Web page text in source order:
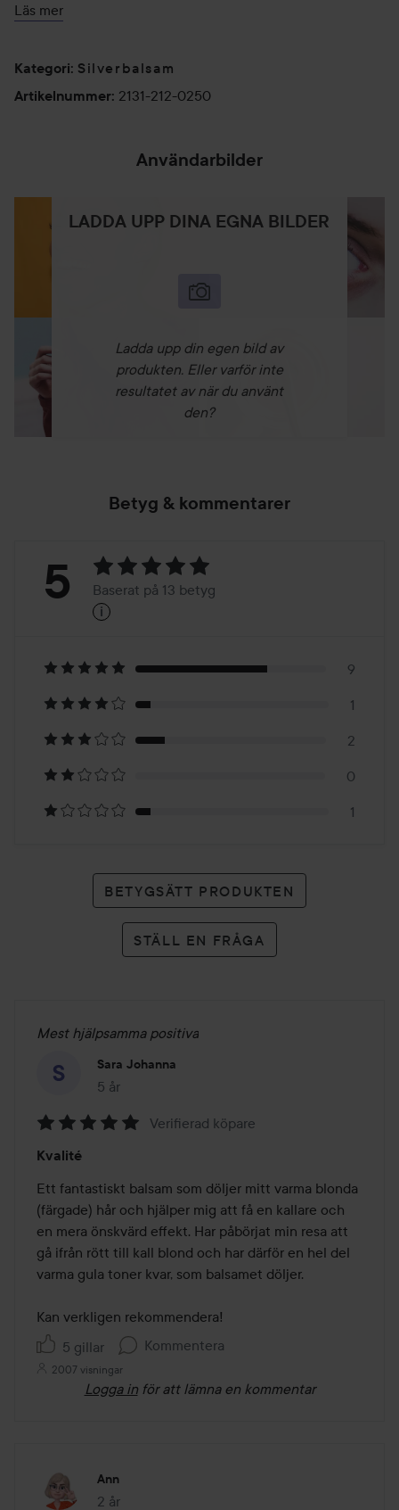
250 ml
Läs mer
Kategori: Silverbalsam
Artikelnummer: 2131-212-0250
Användarbilder
LADDA UPP DINA EGNA BILDER
Ladda upp din egen bild av
produkten. Eller varför inte
resultatet av när du använt
den?
Betyg & kommentarer
Betyg:
Baserat
på
13
betyg
5 Baserat på 13 betyg
i
9
1
2
0
1
BETYGSÄTT PRODUKTEN
STÄLL EN FRÅGA
Mest hjälpsamma positiva
Sara Johanna
5 år
Inlägget skapades 5 år
5
av
5
Verifierad köpare
Kvalité
Ett fantastiskt balsam som döljer mitt varma blonda
(färgade) hår och hjälper mig att få en kallare och
en mera önskvärd effekt. Har påbörjat min resa att
gå ifrån rött till kall blond och har därför en hel del
varma gula toner kvar, som balsamet döljer.
Kan verkligen rekommendera!
5 gillar
Kommentera
2007 visningar
Logga in för att lämna en kommentar
Ann
2 år
Inlägget skapades 2 år